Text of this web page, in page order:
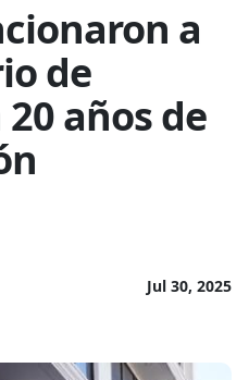
a
de
años de
Jul 30, 2025